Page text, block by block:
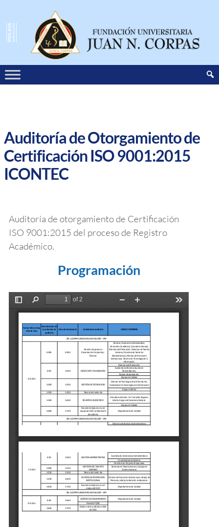
Auditoría de Otorgamiento de
Certificación ISO 9001:2015
ICONTEC
Auditoría de otorgamiento de Certificación
ISO 9001:2015 del proceso de Registro
Académico.
Programación